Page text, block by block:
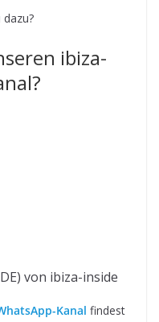
ibiza-
von ibiza-inside
Kanal findest